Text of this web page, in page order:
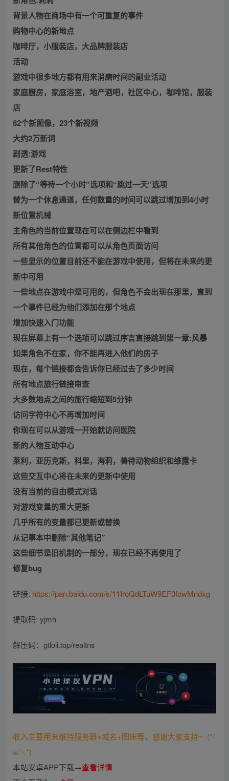
背景人物在商场中有一个可重复的事件
购物中心的新地点
咖啡厅，小服装店，大品牌服装店
活动
游戏中很多地方都有用来消磨时间的副业活动
家庭厨房，家庭浴室，地产酒吧，社区中心，咖啡馆，服装
店
82个新图像，23个新视频
大约2万新词
剧透:游戏
更新了Rest特性
删除了“等待一个小时”选项和“跳过一天”选项
替为一个休息通道，任何数量的时间可以跳过增加到4小时
新位置机械
主角色的当前位置现在可以在侧边栏中看到
所有其他角色的位置都可以从角色页面访问
一些显示的位置目前还不能在游戏中使用，但将在未来的更
新中可用
一些地点在游戏中是可用的，但角色不会出现在那里，直到
一个事件已经为他们添加在那个地点
增加快速入门功能
现在屏幕上有一个选项可以跳过序言直接跳到第一章:风暴
如果角色不在家，你不能再进入他们的房子
现在，每个链接都会告诉你已经过去了多少时间
所有地点旅行链接审查
大多数地点之间的旅行缩短到5分钟
访问字符中心不再增加时间
你现在可以从游戏一开始就访问医院
新的人物互动中心
莱利，亚历克斯，科里，海莉，善待动物组织和维露卡
这些交互中心将在未来的更新中使用
没有当前的自由模式对话
对游戏变量的重大更新
几乎所有的变量都已更新或替换
从记事本中删除“其他笔记”
这些细节是旧机制的一部分，现在已经不再使用了
修复bug
链接: https://pan.baidu.com/s/11IroQdLTuW9EF0fowMndxg
提取码: yjmh
解压码：gtloli.top/realtns
收入主要用来维持服务器+域名+图床等，感谢大家支持~ (*/
ω＼*)
本站安卓APP下载→查看详情